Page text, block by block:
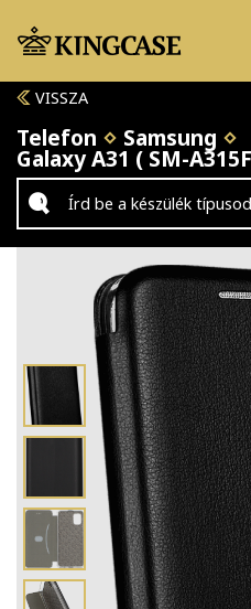
VISSZA
Telefon Samsung
Galaxy A31 ( SM-